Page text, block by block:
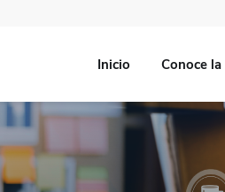
Inicio Conoce